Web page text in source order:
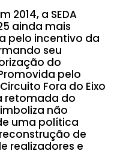
2014, a SEDA
ainda mais
pelo incentivo da
seu
do
pelo
Fora do Eixo
retomada do
não
uma política
de
realizadores e